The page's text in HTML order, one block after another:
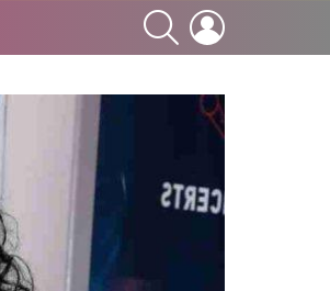
SEARCH